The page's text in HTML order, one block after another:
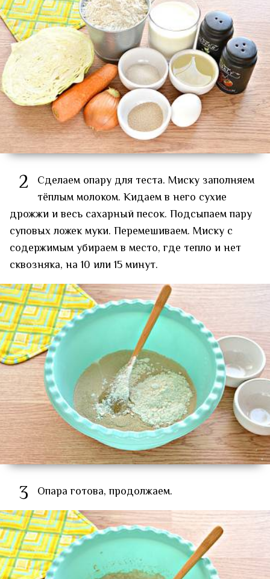
2
Сделаем опару для теста. Миску заполняем
тёплым молоком. Кидаем в него сухие
дрожжи и весь сахарный песок. Подсыпаем пару
суповых ложек муки. Перемешиваем. Миску с
содержимым убираем в место, где тепло и нет
сквозняка, на 10 или 15 минут.
3 Опара готова, продолжаем.